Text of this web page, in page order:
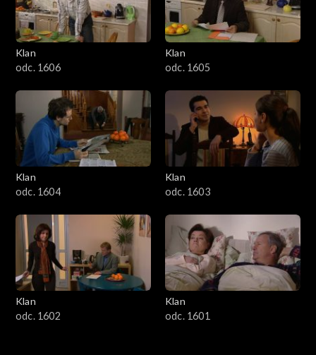
Klan
odc. 1606
Klan
odc. 1605
Klan
odc. 1604
Klan
odc. 1603
Klan
odc. 1602
Klan
odc. 1601